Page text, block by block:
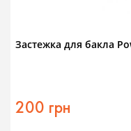
Застежка для бакла
200 грн